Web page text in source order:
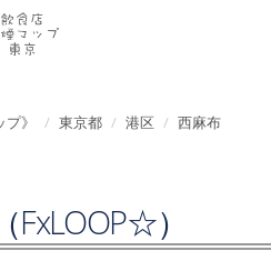
》 東京都 港区
西麻布
）